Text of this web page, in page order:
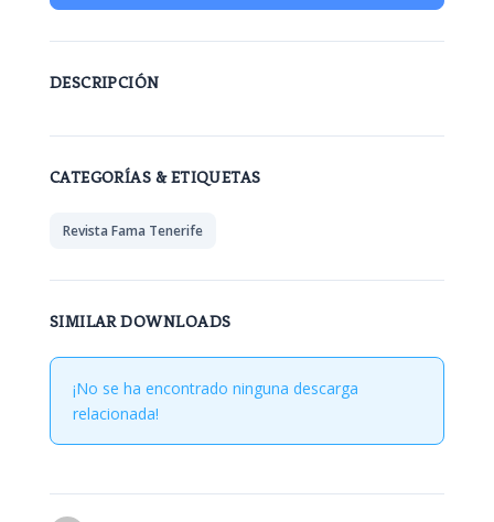
DESCRIPCIÓN
CATEGORÍAS & ETIQUETAS
Revista Fama Tenerife
SIMILAR DOWNLOADS
¡No se ha encontrado ninguna descarga
relacionada!